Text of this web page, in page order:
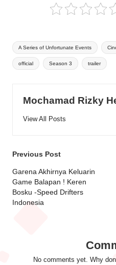
Tags:
A Series of Unfortunate Events
official Season 3 trailer
Mochamad Rizky
View All Posts
Post
navigation
Previous Post
Garena Akhirnya Keluarin
Game Balapan ! Keren
Bosku -Speed Drifters
Indonesia
No comments yet. Why